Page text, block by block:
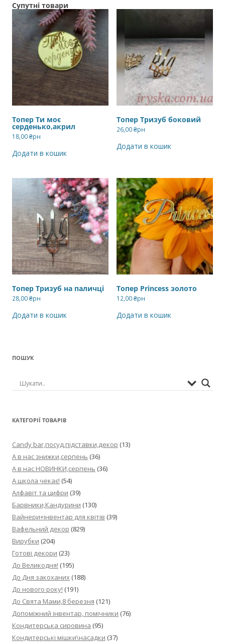
Супутні товари
Топер Ти моє
серденько,акрил
18,00₴рн
Додати в кошик
Топер Тризуб боковий
26,00₴рн
Додати в кошик
Топер Тризуб на паличці
28,00₴рн
Додати в кошик
Топер Princess золото
12,00₴рн
Додати в кошик
ПОШУК
КАТЕГОРІЇ ТОВАРІВ
Candy bar,посуд,підставки,декор (13)
А в нас знижки,серпень (36)
А в нас НОВИНКИ,серпень (36)
А школа чекає! (54)
Алфавіт та цифри (39)
Барвники,Кандурини (130)
Вайнери+інвентар для квітів (39)
Вафельний декор (829)
Вирубки (204)
Готові декори (23)
До Великодня! (195)
До Дня закоханих (188)
До нового року! (191)
До Свята Мами,8 березня (121)
Допоміжний інвентар, помічники (76)
Кондитерська сировина (95)
Кондитерські мішки\насадки (37)